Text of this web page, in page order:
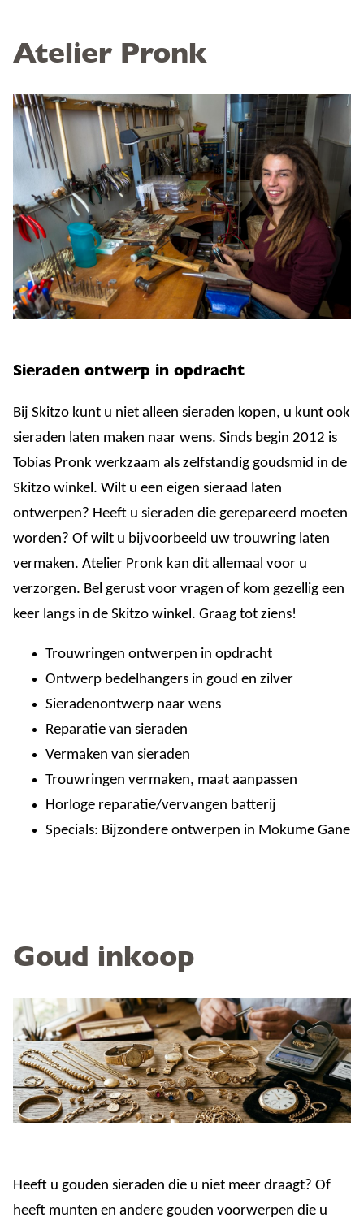
Atelier Pronk
Sieraden ontwerp in opdracht
Bij Skitzo kunt u niet alleen sieraden kopen, u kunt ook
sieraden laten maken naar wens. Sinds begin 2012 is
Tobias Pronk werkzaam als zelfstandig goudsmid in de
Skitzo winkel. Wilt u een eigen sieraad laten
ontwerpen? Heeft u sieraden die gerepareerd moeten
worden? Of wilt u bijvoorbeeld uw trouwring laten
vermaken. Atelier Pronk kan dit allemaal voor u
verzorgen. Bel gerust voor vragen of kom gezellig een
keer langs in de Skitzo winkel. Graag tot ziens!
Trouwringen ontwerpen in opdracht
Ontwerp bedelhangers in goud en zilver
Sieradenontwerp naar wens
Reparatie van sieraden
Vermaken van sieraden
Trouwringen vermaken, maat aanpassen
Horloge reparatie/vervangen batterij
Specials: Bijzondere ontwerpen in Mokume Gane
Goud inkoop
Heeft u gouden sieraden die u niet meer draagt? Of
heeft munten en andere gouden voorwerpen die u